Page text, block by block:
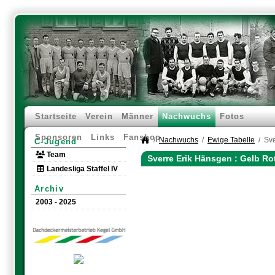
Startseite Verein Männer Nachwuchs Fotos
Sponsoren Links Fanshop
C-Jugend
Team
Landesliga Staffel IV
Archiv
2003 - 2025
Nachwuchs Ewige Tabelle
Sverre Erik Hänsgen : Gelb